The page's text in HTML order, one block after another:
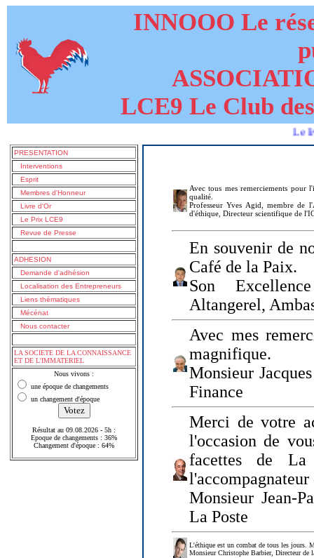
INNOOO Le
LCE9 Le Club
Le livre de
PRESENTATION
Interventions
Esprit
Membres d'Honneur
Livre d'Or
Le Prix LCE9
Revue de Presse
ADHESION
Demande d'adhésion
Localisation des Entrepreneurs
Liens thématiques
Mécénat
Nous contacter
LA SOCIETE DE LA CONNAISSANCE
ET DE L'IMMATERIEL
Nous vivons :
une époque de changements
un changement d'époque
Résultat au 09.08.2026 - 5h :
Epoque de changements : 36%
Changement d'époque : 64%
Avec tous mes remerciements pour
qualité.
Professeur Yves Agid, membre de
d'éthique, Directeur scientifique de
En souvenir de
Café de la Paix.
Son
Altangerel,
Avec mes
magnifique.
Monsieur
Finance
Merci de votre
l'occasion de
facettes de
Monsieur Jean-
La Poste
L'éthique est un combat de tous les jours.
Monsieur Christophe Barbier, Directeur de